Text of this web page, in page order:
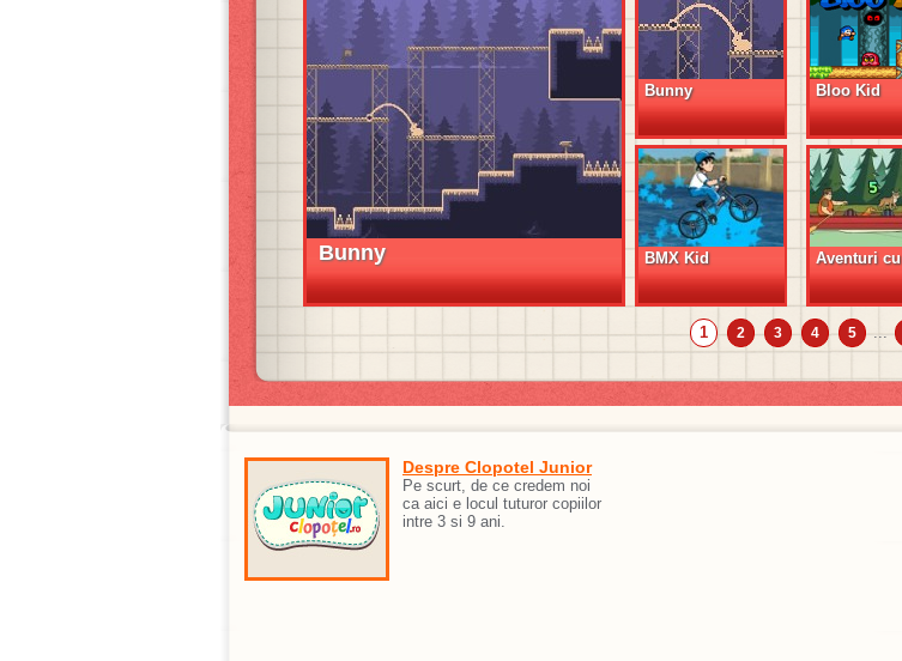
Bunny
Bunny Bloo Kid
BMX Kid Aventuri
1 2 3 4 5 ...
Despre Clopotel Junior
Pe scurt, de ce credem noi
ca aici e locul tuturor copiilor
intre 3 si 9 ani.